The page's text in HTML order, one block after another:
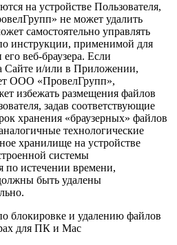
на устройстве Пользователя,
не может удалить
самостоятельно управлять
инструкции, применимой для
веб-браузера. Если
Сайте и/или в Приложении,
ООО «ПровелГрупп»,
избежать размещения файлов
задав соответствующие
хранения «браузерных» файлов
технологические
хранилище на устройстве
системы
по истечении времени,
быть удалены
блокировке и удалению файлов
для ПК и Mac